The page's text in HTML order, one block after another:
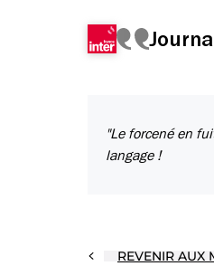
"Le forcené en
langage !
REVENIR AUX